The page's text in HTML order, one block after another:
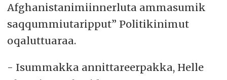
Afghanistanimiinnerluta ammasumik
saqqummiutaripput” Politikinimut
oqaluttuaraa.
- Isummakka annittareerpakka, Helle